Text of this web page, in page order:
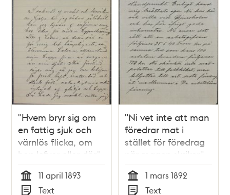
"Hvem bryr sig om
en fattig sjuk och
värnlös flicka, om
hon lefver eller dör"
- patient ber Dr
Nyström om hjälp
Tid
11 april 1893
Text
"Ni vet inte att man
föredrar mat i
stället för föredrag
när magen skriker" -
brev till Anton
Nyström 1892
Tid
1 mars 1892
Text